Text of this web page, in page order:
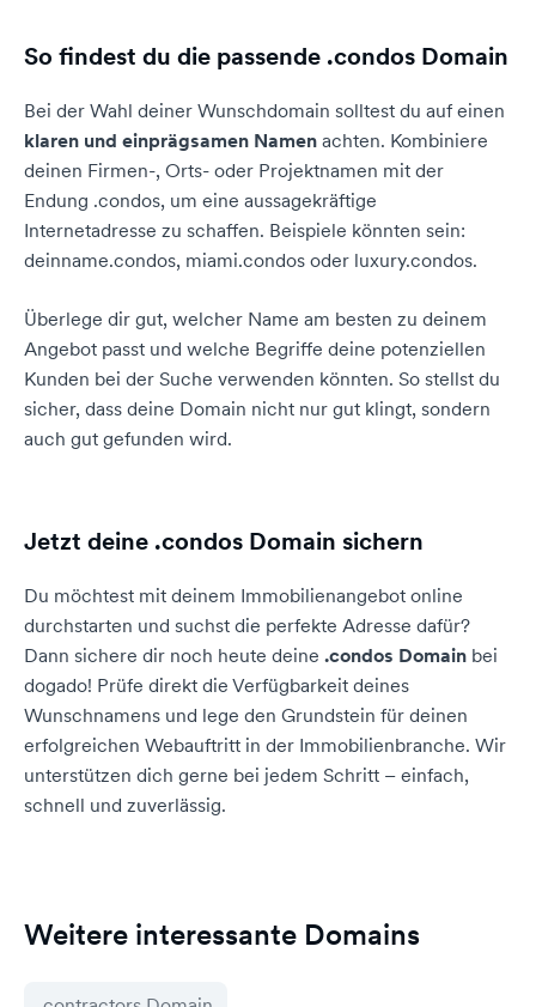
So findest du die passende .condos Domain
Bei der Wahl deiner Wunschdomain solltest du auf einen
klaren und einprägsamen Namen achten. Kombiniere
deinen Firmen-, Orts- oder Projektnamen mit der
Endung .condos, um eine aussagekräftige
Internetadresse zu schaffen. Beispiele könnten sein:
deinname.condos, miami.condos oder luxury.condos.
Überlege dir gut, welcher Name am besten zu deinem
Angebot passt und welche Begriffe deine potenziellen
Kunden bei der Suche verwenden könnten. So stellst du
sicher, dass deine Domain nicht nur gut klingt, sondern
auch gut gefunden wird.
Jetzt deine .condos Domain sichern
Du möchtest mit deinem Immobilienangebot online
durchstarten und suchst die perfekte Adresse dafür?
Dann sichere dir noch heute deine .condos Domain bei
dogado! Prüfe direkt die Verfügbarkeit deines
Wunschnamens und lege den Grundstein für deinen
erfolgreichen Webauftritt in der Immobilienbranche. Wir
unterstützen dich gerne bei jedem Schritt – einfach,
schnell und zuverlässig.
Weitere interessante Domains